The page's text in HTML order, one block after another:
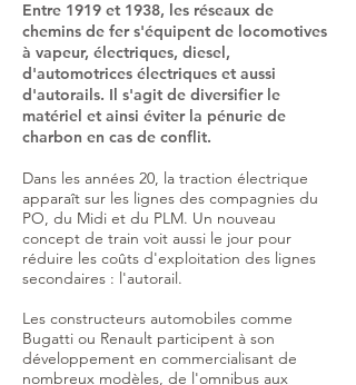
Entre 1919 et 1938, les réseaux de
chemins de fer s'équipent de locomotives
à vapeur, électriques, diesel,
d'automotrices électriques et aussi
d'autorails. Il s'agit de diversifier le
matériel et ainsi éviter la pénurie de
charbon en cas de conflit.
Dans les années 20, la traction électrique
apparaît sur les lignes des compagnies du
PO, du Midi et du PLM. Un nouveau
concept de train voit aussi le jour pour
réduire les coûts d'exploitation des lignes
secondaires : l'autorail.
Les constructeurs automobiles comme
Bugatti ou Renault participent à son
développement en commercialisant de
nombreux modèles, de l'omnibus aux